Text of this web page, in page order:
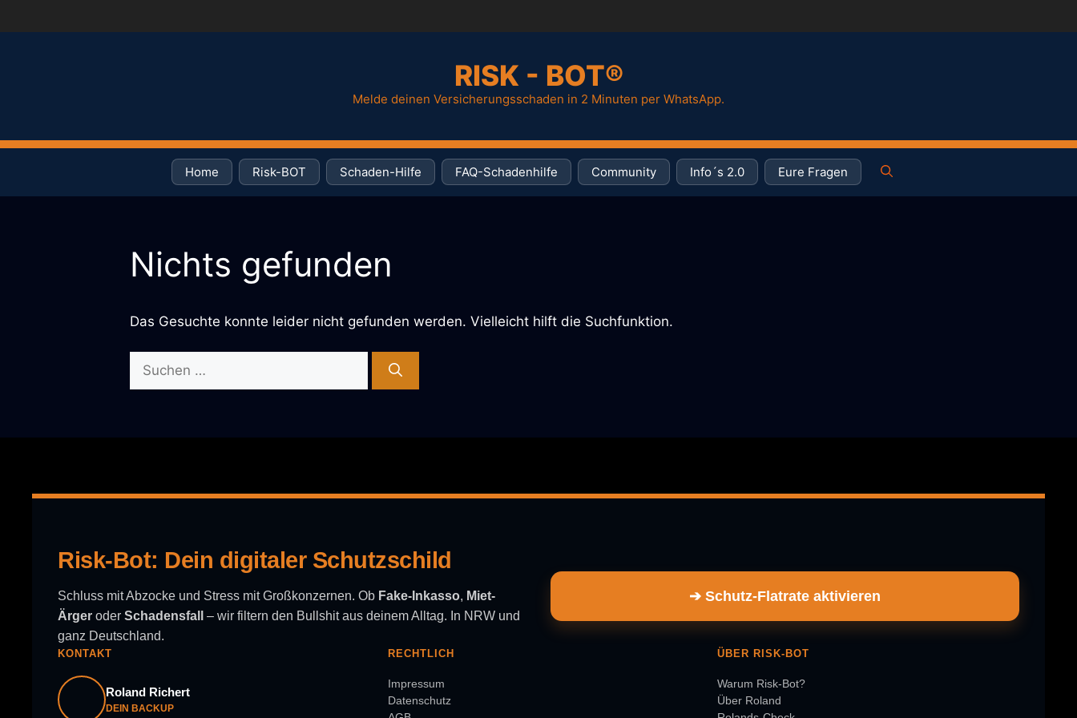
Inhalt
RISK - BOT®
Melde deinen Versicherungsschaden in 2 Minuten per WhatsApp.
Home Risk-BOT Schaden-Hilfe FAQ-Schadenhilfe Community Info´s 2.0 Eure Fragen
Nichts gefunden
Das Gesuchte konnte leider nicht gefunden werden. Vielleicht hilft die Suchfunktion.
Suchen
nach:
Risk-Bot: Dein digitaler Schutzschild
Schluss mit Abzocke und Stress mit Großkonzernen. Ob Fake-Inkasso, Miet-
Ärger oder Schadensfall
– wir filtern den Bullshit aus deinem Alltag. In NRW und
ganz Deutschland.
➔ Schutz-Flatrate aktivieren
KONTAKT
Roland Richert
DEIN BACKUP
RECHTLICH
Impressum
Datenschutz
ÜBER RISK-BOT
Warum Risk-Bot?
Über Roland